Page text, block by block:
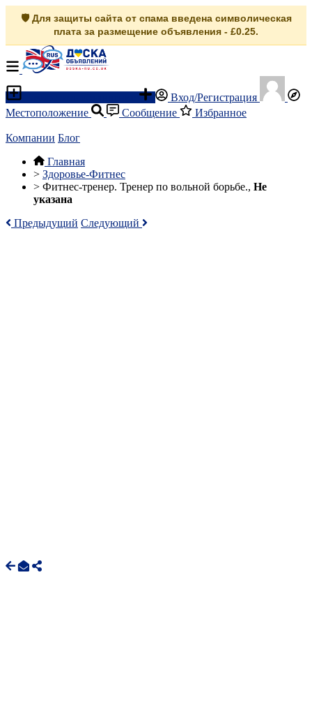
🛡️ Для защиты сайта от спама введена символическая
плата за размещение объявления - £0.25.
Вход/Регистрация
Местоположение
Сообщение Избранное
Компании Блог
Главная
> Здоровье-Фитнес
> Фитнес-тренер. Тренер по вольной борьбе., Не
указана
Предыдущий Следующий